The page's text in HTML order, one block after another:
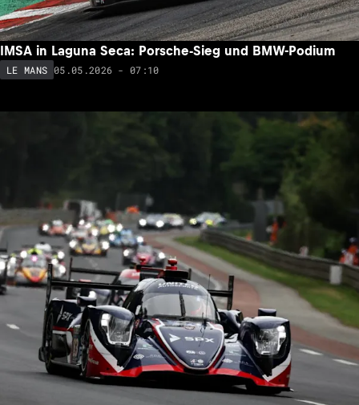
IMSA in Laguna Seca: Porsche-Sieg und BMW-Podium
LE MANS 05.05.2026 - 07:10